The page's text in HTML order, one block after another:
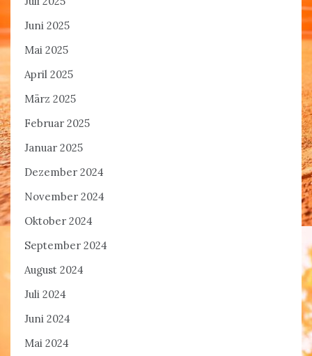
Juni 2025
Mai 2025
April 2025
März 2025
Februar 2025
Januar 2025
Dezember 2024
November 2024
Oktober 2024
September 2024
August 2024
Juli 2024
Juni 2024
Mai 2024